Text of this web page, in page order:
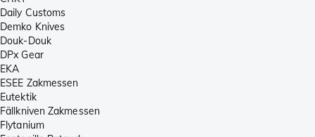
Daily Customs
Demko Knives
Douk-Douk
DPx Gear
EKA
ESEE Zakmessen
Eutektik
Fällkniven Zakmessen
Flytanium